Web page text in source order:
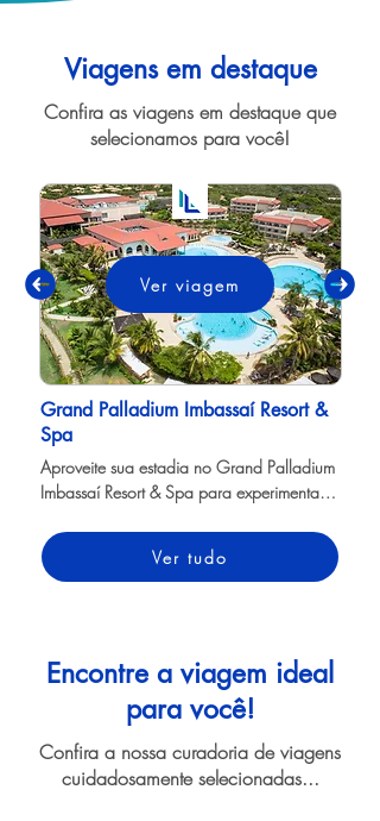
Viagens em destaque
Confira as viagens em destaque que
selecionamos para você!
Ver viagem
Grand Palladium Imbassaí Resort &
Spa
Aproveite sua estadia no Grand Palladium
Imbassaí Resort & Spa para experimentar
melhor!
Ver tudo
Encontre a viagem ideal
para você!
Confira a nossa curadoria de viagens
cuidadosamente selecionadas...